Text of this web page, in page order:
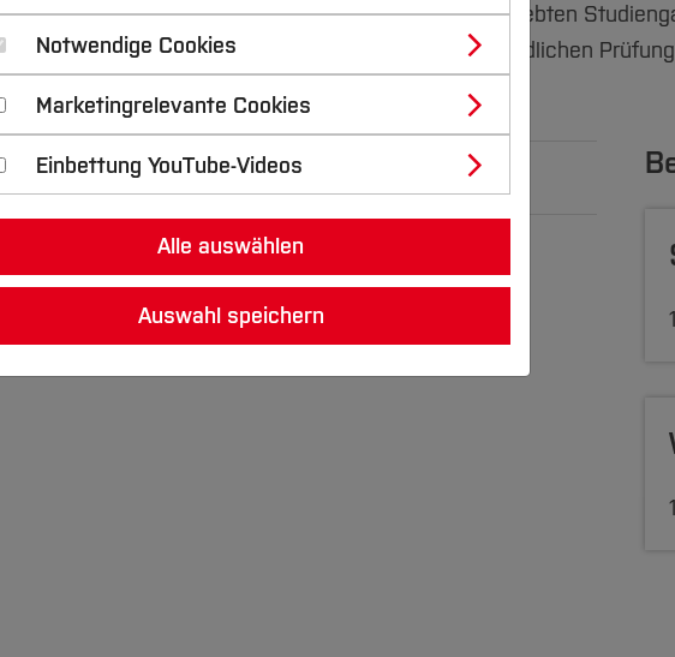
Voraussetzungen für das Studium des angestrebten
Zugangsprüfung besteht aus schriftlichen und mündlichen
Zugangsprüfung
Notwendige Cookies
Marketingrelevante Cookies
Einbettung YouTube-Videos
Alle auswählen
Auswahl speichern